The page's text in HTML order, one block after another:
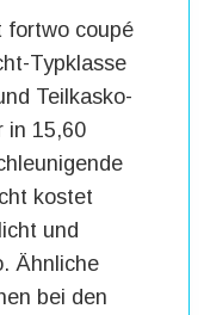
fortwo coupé
Typklasse
Teilkasko-
in 15,60
kostet
und
Ähnliche
bei den